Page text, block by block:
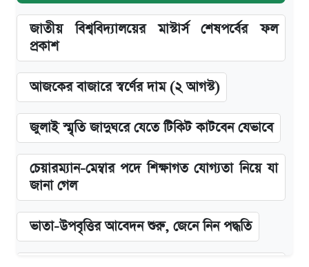
জাতীয় বিশ্ববিদ্যালয়ের মাস্টার্স শেষপর্বের ফল
প্রকাশ
আজকের বাজারে স্বর্ণের দাম (২ আগস্ট)
জুলাই স্মৃতি জাদুঘরে যেতে টিকিট কাটবেন যেভাবে
চেয়ারম্যান-মেম্বার পদে শিক্ষাগত যোগ্যতা নিয়ে যা
জানা গেল
ভাতা-উপবৃত্তির আবেদন শুরু, জেনে নিন পদ্ধতি